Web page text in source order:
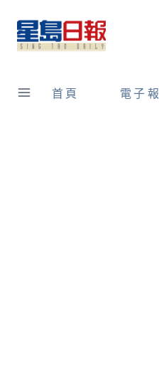
content
首頁 電子報